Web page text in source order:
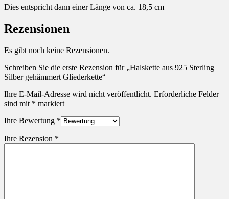
Dies entspricht dann einer Länge von ca. 18,5 cm
Rezensionen
Es gibt noch keine Rezensionen.
Schreiben Sie die erste Rezension für „Halskette aus 925 Sterling
Silber gehämmert Gliederkette“
Ihre E-Mail-Adresse wird nicht veröffentlicht. Erforderliche Felder
sind mit * markiert
Ihre Bewertung *
Ihre Rezension *